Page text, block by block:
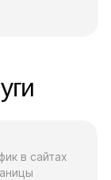
в сайтах